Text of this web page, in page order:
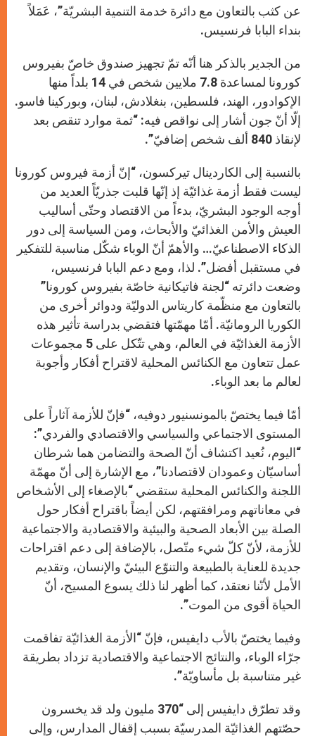
عن كثب بالتعاون مع دائرة خدمة التنمية البشريّة”، عَمَلاً
بنداء البابا فرنسيس.
من الجدير بالذكر هنا أنّه تمّ تجهيز صندوق خاصّ بفيروس
كورونا لمساعدة 7.8 ملايين شخص في 14 بلداً منها
الإكوادور، الهند، فلسطين، بنغلادش، لبنان، وبوركينا فاسو.
إلّا أنّ جون أشار إلى نواقص فيه: “ثمة موارد تنقص بعد
لإنقاذ 840 ألف شخص إضافيّ”.
بالنسبة إلى الكاردينال تيركسون، “إنّ أزمة فيروس كورونا
ليست فقط أزمة غذائيّة إذ إنّها قلبت جذريّاً العديد من
أوجه الوجود البشريّ، بدءاً من الاقتصاد وحتّى أساليب
العيش والأمن الغذائيّ والأبحاث، ومن السياسة إلى دور
الذكاء الاصطناعيّ… والأهمّ أنّ الوباء شكّل مناسبة للتفكير
في مستقبل أفضل”. لذا، ومع دعم البابا فرنسيس،
وضعت دائرته “لجنة فاتيكانية خاصّة بفيروس كورونا”
بالتعاون مع منظّمة كاريتاس الدوليّة ودوائر أخرى من
الكوريا الرومانيّة. أمّا مهمّتها فتقضي بدراسة تأثير هذه
الأزمة الغذائيّة في العالم، وهي تتّكل على 5 مجموعات
عمل تتعاون مع الكنائس المحلية لاقتراح أفكار وأجوبة
لعالم ما بعد الوباء.
أمّا فيما يختصّ بالمونسنيور دوفيه، “فإنّ للأزمة آثاراً على
المستوى الاجتماعي والسياسي والاقتصادي والفردي”:
“اليوم، نُعيد اكتشاف أنّ الصحة والتضامن هما شرطان
أساسيّان وعمودان لاقتصادنا”، مع الإشارة إلى أنّ مهمّة
اللجنة والكنائس المحلية ستقضي “بالإصغاء إلى الأشخاص
في معاناتهم ومرافقتهم، لكن أيضاً باقتراح أفكار حول
الصلة بين الأبعاد الصحية والبيئية والاقتصادية والاجتماعية
للأزمة، لأنّ كلّ شيء متّصل، بالإضافة إلى دعم اقتراحات
جديدة للعناية بالطبيعة والتنوّع البيئيّ والإنسان، وتقديم
الأمل لأنّنا نعتقد، كما أظهر لنا ذلك يسوع المسيح، أنّ
الحياة أقوى من الموت”.
وفيما يختصّ بالأب دايفيس، فإنّ “الأزمة الغذائيّة تفاقمت
جرّاء الوباء، والنتائج الاجتماعية والاقتصادية تزداد بطريقة
غير متناسبة بل مأساويّة”.
وقد تطرّق دايفيس إلى “370 مليون ولد قد يخسرون
حصّتهم الغذائيّة المدرسيّة بسبب إقفال المدارس، وإلى